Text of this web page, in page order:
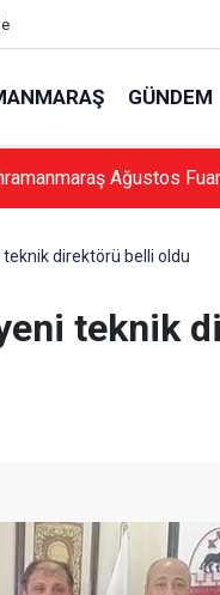
GÜNDEM
Ağustos
direktörü belli oldu
teknik